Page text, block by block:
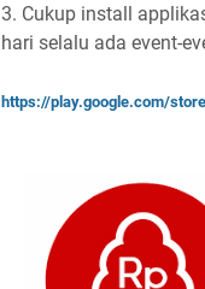
3. Cukup install
hari selalu ada event-
https://play.google.com/